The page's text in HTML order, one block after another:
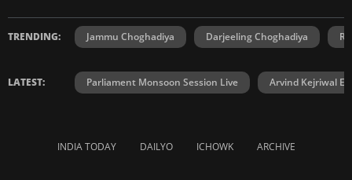
TRENDING: Jammu Choghadiya Darjeeling Choghadiya
LATEST: Parliament Monsoon Session Live Arvind Kejriwal
INDIA TODAY DAILYO ICHOWK ARCHIVE